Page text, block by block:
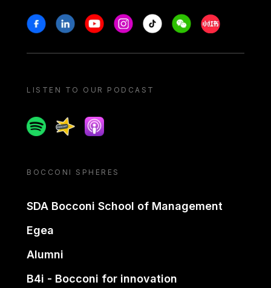
Stay in touch
FacebookLinkedinYoutubeInstagram
Tiktok WeechatXiaohongshu/
LISTEN TO OUR PODCAST
SpotifySpreakerApple podcast
BOCCONI SPHERES
SDA Bocconi School of Management
Egea
Alumni
B4i - Bocconi for innovation